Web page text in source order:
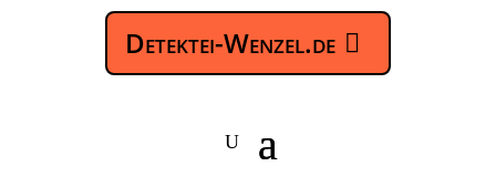
Detektei-Wenzel.de